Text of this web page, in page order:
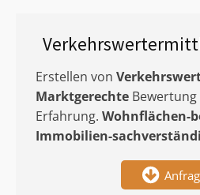
Erstellen von
Marktgerechte
Erfahrung. Wohnflächen-
Immobilien-